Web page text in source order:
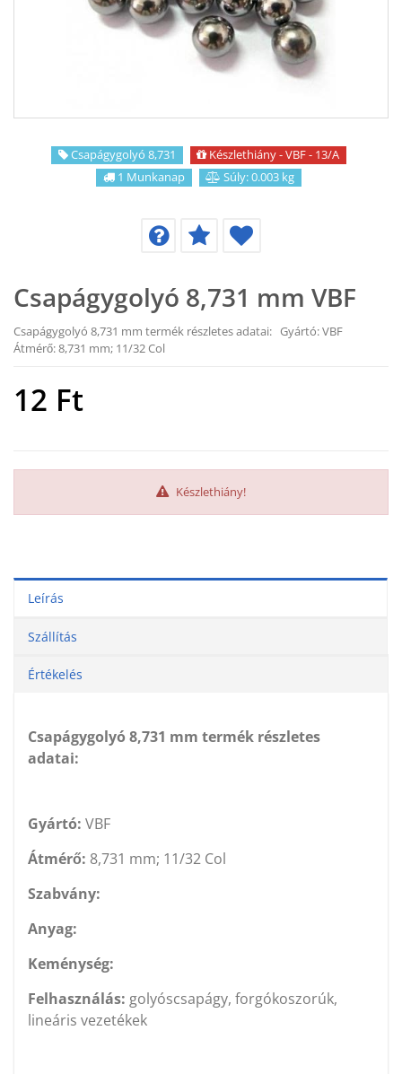
Csapágygolyó 8,731
Készlethiány - VBF - 13/A
1 Munkanap
Súly: 0.003 kg
Csapágygolyó 8,731 mm VBF
Csapágygolyó 8,731 mm termék részletes adatai: Gyártó: VBF
Átmérő: 8,731 mm; 11/32 Col
12 Ft
Készlethiány!
Leírás
Szállítás
Értékelés
Csapágygolyó 8,731 mm termék részletes
adatai:
Gyártó: VBF
Átmérő: 8,731 mm; 11/32 Col
Szabvány:
Anyag:
Keménység:
Felhasználás: golyóscsapágy, forgókoszorúk,
lineáris vezetékek